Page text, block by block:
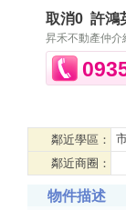
取消0 許鴻
昇禾不動產仲介
鄰近學區：
鄰近商圈：
物件描述